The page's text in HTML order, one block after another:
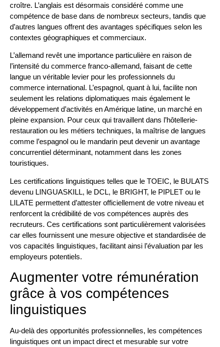
croître. L’anglais est désormais considéré comme une
compétence de base dans de nombreux secteurs, tandis que
d’autres langues offrent des avantages spécifiques selon les
contextes géographiques et commerciaux.
L’allemand revêt une importance particulière en raison de
l’intensité du commerce franco-allemand, faisant de cette
langue un véritable levier pour les professionnels du
commerce international. L’espagnol, quant à lui, facilite non
seulement les relations diplomatiques mais également le
développement d’activités en Amérique latine, un marché en
pleine expansion. Pour ceux qui travaillent dans l’hôtellerie-
restauration ou les métiers techniques, la maîtrise de langues
comme l’espagnol ou le mandarin peut devenir un avantage
concurrentiel déterminant, notamment dans les zones
touristiques.
Les certifications linguistiques telles que le TOEIC, le BULATS
devenu LINGUASKILL, le DCL, le BRIGHT, le PIPLET ou le
LILATE permettent d’attester officiellement de votre niveau et
renforcent la crédibilité de vos compétences auprès des
recruteurs. Ces certifications sont particulièrement valorisées
car elles fournissent une mesure objective et standardisée de
vos capacités linguistiques, facilitant ainsi l’évaluation par les
employeurs potentiels.
Augmenter votre rémunération
grâce à vos compétences
linguistiques
Au-delà des opportunités professionnelles, les compétences
linguistiques ont un impact direct et mesurable sur votre